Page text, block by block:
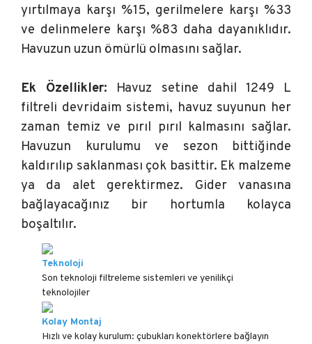
yırtılmaya karşı %15, gerilmelere karşı %33
ve delinmelere karşı %83 daha dayanıklıdır.
Havuzun uzun ömürlü olmasını sağlar.
Ek Özellikler: Havuz setine dahil 1249 L
filtreli devridaim sistemi, havuz suyunun her
zaman temiz ve pırıl pırıl kalmasını sağlar.
Havuzun kurulumu ve sezon bittiğinde
kaldırılıp saklanması çok basittir. Ek malzeme
ya da alet gerektirmez. Gider vanasına
bağlayacağınız bir hortumla kolayca
boşaltılır.
Teknoloji
Son teknoloji filtreleme sistemleri ve yenilikçi
teknolojiler
Kolay Montaj
Hızlı ve kolay kurulum: çubukları konektörlere bağlayın